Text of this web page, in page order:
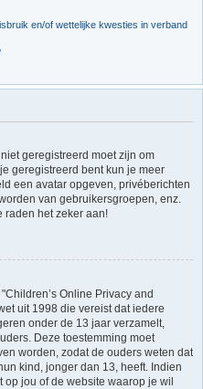
en/of wettelijke kwesties in verband
geregistreerd moet zijn om
geregistreerd bent kun je meer
een avatar opgeven, privéberichten
van gebruikersgroepen, enz.
raden het zeker aan!
Online Privacy and
uit 1998 die vereist dat iedere
onder de 13 jaar verzamelt,
Deze toestemming moet
worden, zodat de ouders weten dat
kind, jonger dan 13, heeft. Indien
jou of de website waarop je wil